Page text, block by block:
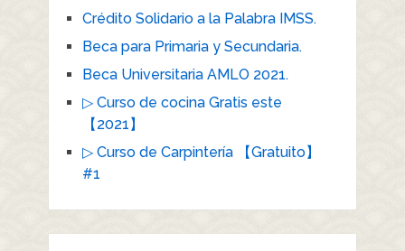
Crédito Solidario a la Palabra IMSS.
Beca para Primaria y Secundaria.
Beca Universitaria AMLO 2021.
▷ Curso de cocina Gratis este
【2021】
▷ Curso de Carpintería 【Gratuito】
#1